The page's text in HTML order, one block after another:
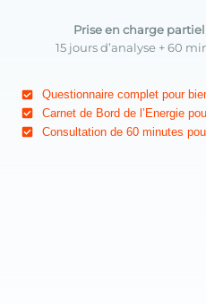
Prise en charge
15 jours d’analyse + 60
Questionnaire complet pour
Carnet de Bord de l’Energie
Consultation de 60 minutes